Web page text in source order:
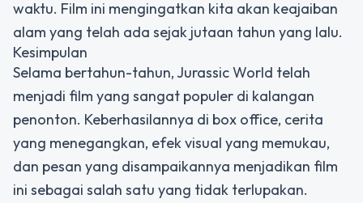
waktu. Film ini mengingatkan kita akan keajaiban
alam yang telah ada sejak jutaan tahun yang lalu.
Kesimpulan
Selama bertahun-tahun, Jurassic World telah
menjadi film yang sangat populer di kalangan
penonton. Keberhasilannya di box office, cerita
yang menegangkan, efek visual yang memukau,
dan pesan yang disampaikannya menjadikan film
ini sebagai salah satu yang tidak terlupakan.